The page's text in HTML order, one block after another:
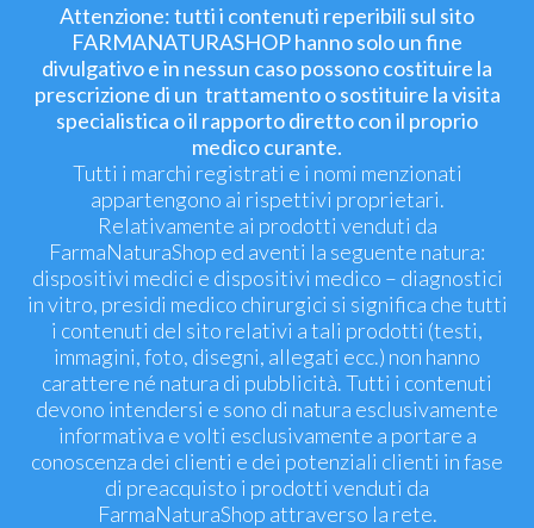
Attenzione: tutti i contenuti reperibili sul sito
FARMANATURASHOP hanno solo un fine
divulgativo e in nessun caso possono costituire la
prescrizione di un trattamento o sostituire la visita
specialistica o il rapporto diretto con il proprio
medico curante.
Tutti i marchi registrati e i nomi menzionati
appartengono ai rispettivi proprietari.
Relativamente ai prodotti venduti da
FarmaNaturaShop ed aventi la seguente natura:
dispositivi medici e dispositivi medico – diagnostici
in vitro, presidi medico chirurgici si significa che tutti
i contenuti del sito relativi a tali prodotti (testi,
immagini, foto, disegni, allegati ecc.) non hanno
carattere né natura di pubblicità. Tutti i contenuti
devono intendersi e sono di natura esclusivamente
informativa e volti esclusivamente a portare a
conoscenza dei clienti e dei potenziali clienti in fase
di preacquisto i prodotti venduti da
FarmaNaturaShop attraverso la rete.